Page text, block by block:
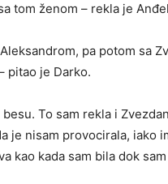
tom ženom – rekla je
pa potom sa
pitao je Darko.
To sam rekla i
je nisam provocirala, iako
kao kada sam bila dok